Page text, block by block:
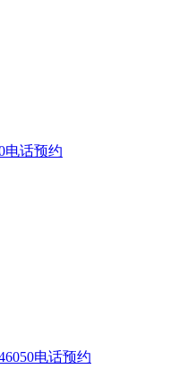
电话预约
电话预约